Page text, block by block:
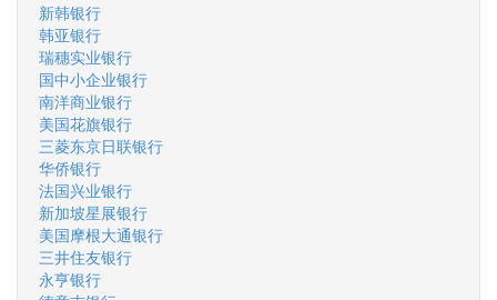
新韩银行
韩亚银行
瑞穗实业银行
国中小企业银行
南洋商业银行
美国花旗银行
三菱东京日联银行
华侨银行
法国兴业银行
新加坡星展银行
美国摩根大通银行
三井住友银行
永亨银行